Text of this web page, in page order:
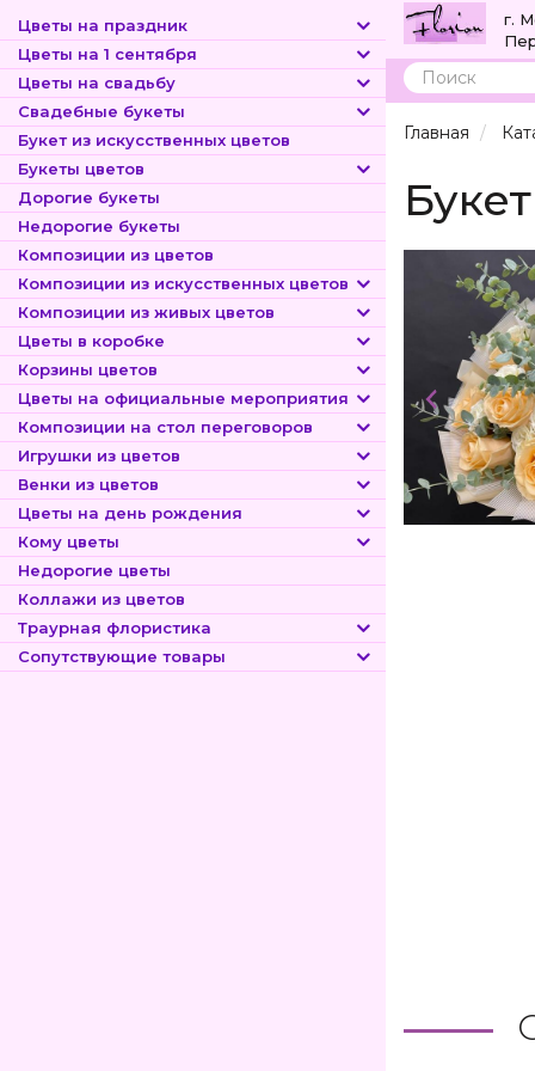
Цветы на праздник
Цветы на 1 сентября
Цветы на свадьбу
Свадебные букеты
Букет из искусственных цветов
Букеты цветов
Дорогие букеты
Недорогие букеты
Композиции из цветов
Композиции из искусственных цветов
Композиции из живых цветов
Цветы в коробке
Корзины цветов
Цветы на официальные мероприятия
Композиции на стол переговоров
Игрушки из цветов
Венки из цветов
Цветы на день рождения
Кому цветы
Недорогие цветы
Коллажи из цветов
Траурная флористика
Сопутствующие товары
г.
Поиск
Главная